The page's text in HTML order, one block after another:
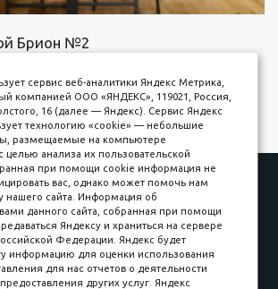
Брион №2
Оплата
Гарантии
Контакты
Принимаем к оплате
сервис веб-аналитики Яндекс Метрика,
компанией ООО «ЯНДЕКС», 119021, Россия,
16 (далее — Яндекс). Сервис Яндекс
технологию «cookie» — небольшие
размещаемые на компьютере
целью анализа их пользовательской
при помощи cookie информация не
вас, однако может помочь нам
нашего сайта. Информация об
данного сайта, собранная при помощи
Яндексу и храниться на сервере
Федерации. Яндекс будет
информацию для оценки использования
для нас отчетов о деятельности
других услуг. Яндекс